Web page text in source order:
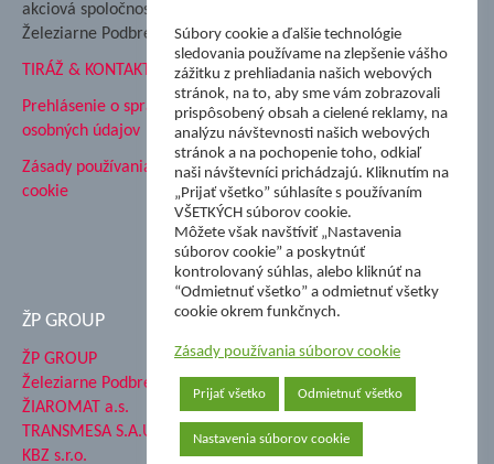
akciová spoločnosť
Železiarne Podbrezová
TIRÁŽ & KONTAKT
Prehlásenie o spracovaní
osobných údajov
Zásady používania súborov
cookie
ŽP Informatika s.r.o.
ŠK Železiarne Podbrezová
Tále a.s.
ŽP GROUP
ŽP GROUP
Železiarne Podbrezová a.s.
ŽIAROMAT a.s.
TRANSMESA S.A.U.
KBZ s.r.o.
Súbory cookie a ďalšie technológie
sledovania používame na zlepšenie vášho
zážitku z prehliadania našich webových
stránok, na to, aby sme vám zobrazovali
prispôsobený obsah a cielené reklamy, na
analýzu návštevnosti našich webových
stránok a na pochopenie toho, odkiaľ
naši návštevníci prichádzajú. Kliknutím na
„Prijať všetko” súhlasíte s používaním
VŠETKÝCH súborov cookie.
Môžete však navštíviť „Nastavenia
súborov cookie” a poskytnúť
kontrolovaný súhlas, alebo kliknúť na
“Odmietnuť všetko” a odmietnuť všetky
cookie okrem funkčnych.
Zásady používania súborov cookie
Prijať všetko Odmietnuť všetko
Nastavenia súborov cookie